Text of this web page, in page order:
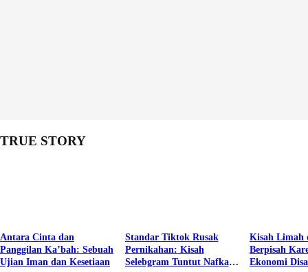
TRUE STORY
Antara Cinta dan
Panggilan Ka’bah: Sebuah
Ujian Iman dan Kesetiaan
Standar Tiktok Rusak
Pernikahan: Kisah
Selebgram Tuntut Nafkah
Kisah Limah
Berpisah
Ekonomi